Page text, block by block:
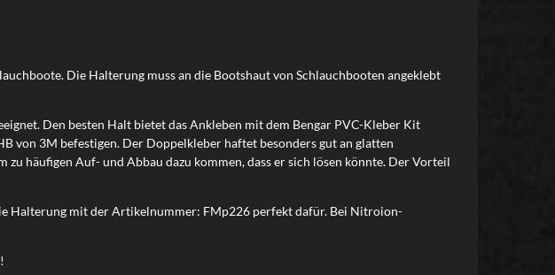
Die Halterung muss an die Bootshaut von Schlauchbooten angeklebt
Den besten Halt bietet das Ankleben mit dem Bengar PVC-Kleber Kit
von 3M befestigen. Der Doppelkleber haftet besonders gut an glatten
häufigen Auf- und Abbau dazu kommen, dass er sich lösen könnte. Der Vorteil
Halterung mit der Artikelnummer: FMp226 perfekt dafür. Bei Nitroion-